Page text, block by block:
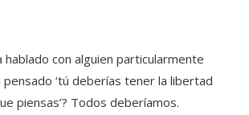
hablado con alguien particularmente
‘tú deberías tener la libertad
piensas’? Todos deberíamos.